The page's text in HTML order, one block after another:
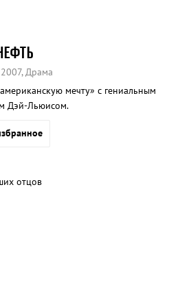
Драма
мечту» с гениальным
Дэй-Льюисом.